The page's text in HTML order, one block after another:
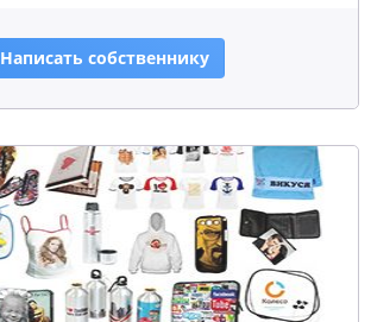
Написать собственнику